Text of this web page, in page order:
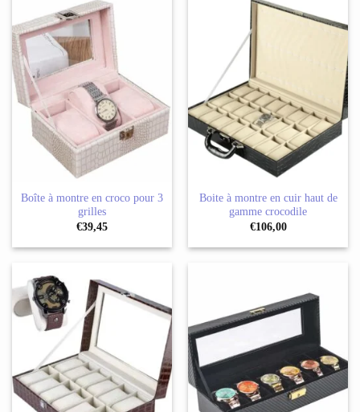
Boîte à montre en croco pour 3
grilles
€39,45
Boite à montre en cuir haut de
gamme crocodile
€106,00